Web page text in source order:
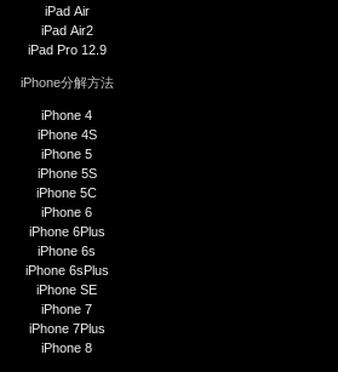
iPad Air
iPad Air2
iPad Pro 12.9
iPhone分解方法
iPhone 4
iPhone 4S
iPhone 5
iPhone 5S
iPhone 5C
iPhone 6
iPhone 6Plus
iPhone 6s
iPhone 6sPlus
iPhone SE
iPhone 7
iPhone 7Plus
iPhone 8